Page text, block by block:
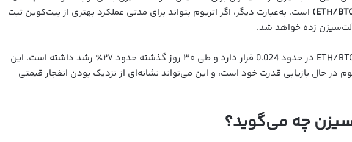
است. به‌عبارت دیگر، اگر اتریوم بتواند برای مدتی عملکرد بهتری از بیت‌کوین ثبت
زده خواهد شد.
در حال حاضر، نسبت ETH/BTC در حدود 0.024 قرار دارد و طی ۳۰ روز گذشته حدود ۲۷٪ رشد داشته است. این
در حال بازیابی قدرت خود است، و این می‌تواند نشانه‌ای از نزدیک بودن انفجار قیمتی
چه می‌گوید؟